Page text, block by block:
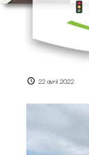
22 avril 2022